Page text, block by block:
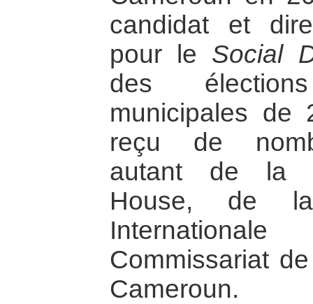
candidat et
pour le Social
des
municipales
reçu de
autant de la
House, de
Commissariat
Cameroun.